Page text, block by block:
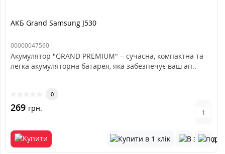
АКБ Grand Samsung J530
00000047560
Акумулятор "GRAND PREMIUM" – сучасна, компактна та
легка акумуляторна батарея, яка забезпечує ваш ап..
0
269 грн.